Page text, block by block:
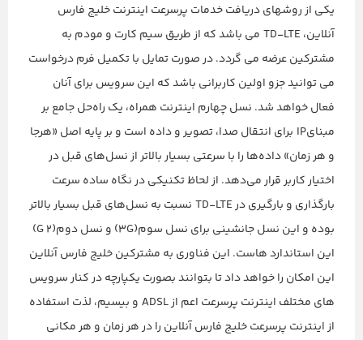
یکی از روشهای دریافت خدمات پرسرعت اینترنت خلیج فارس
آنلاین، TD-LTE می باشد که از طریق سیم کارت و مودم به
مشترکین عرضه می گردد. در صورت تمایل با تکمیل فرم درخواست
می توانید جزو اولین کاربرانی باشد که این سرویس برای آنان
فعال خواهد شد. نسل چهارم اینترنت همراه، یک راه‌حل جامع بر
مبنایIP برای انتقال صدا، تصویر و داده است و بر پایه اصل «هرجا
و هر زمان» داده‌ها را با سرعتی بسیار بالاتر از نسل‌های قبل در
اختیار کاربر قرار می‌دهد. از لحاظ تکنیکی در نگاه ساده سرعت
بارگذاری و بارگیری در TD-LTE نسبت به نسل‌های قبل بسیار بالاتر
بوده و این نسل جانشینی برای نسل سوم(3G) و نسل دوم(2 G)
این استاندارد هاست. این فناوری به مشترکین خلیج فارس آنلاین
این امکان را خواهد داد تا بتوانند بصورت یکپارچه در کنار سرویس
های مختلف اینترنت پرسرعت اعم از ADSL و بیسیم، لذت استفاده
از اینترنت پرسرعت خلیج فارس آنلاین را در هر زمان و هر مکانی